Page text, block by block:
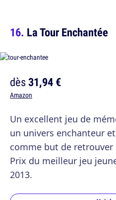
La Tour Enchantée
dès31,94 €
Amazon
Un excellent jeu de
un univers enchanteur
comme but de retrouver
Prix du meilleur jeu
2013.